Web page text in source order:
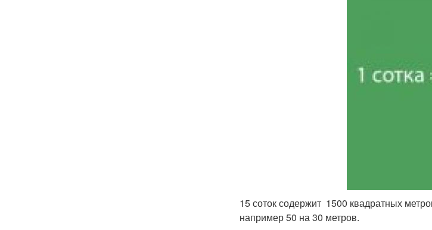
15 соток содержит 1500 квадратных
например 50 на 30 метров.